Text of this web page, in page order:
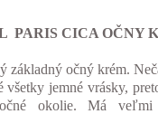
PARIS CICA OČNY
základný očný krém.
všetky jemné vrásky,
okolie. Má